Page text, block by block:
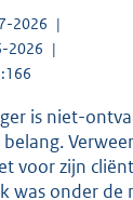
2026
2026
is niet-
voor zijn
was onder de